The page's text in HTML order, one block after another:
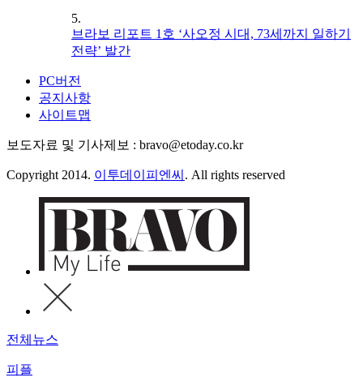
5.
브라보 리포트 1호 ‘사오정 시대, 73세까지 일하기
전략’ 발간
PC버전
공지사항
사이트맵
보도자료 및 기사제보 : bravo@etoday.co.kr
Copyright 2014. 이투데이피엔씨 . All rights reserved
전체뉴스
피플